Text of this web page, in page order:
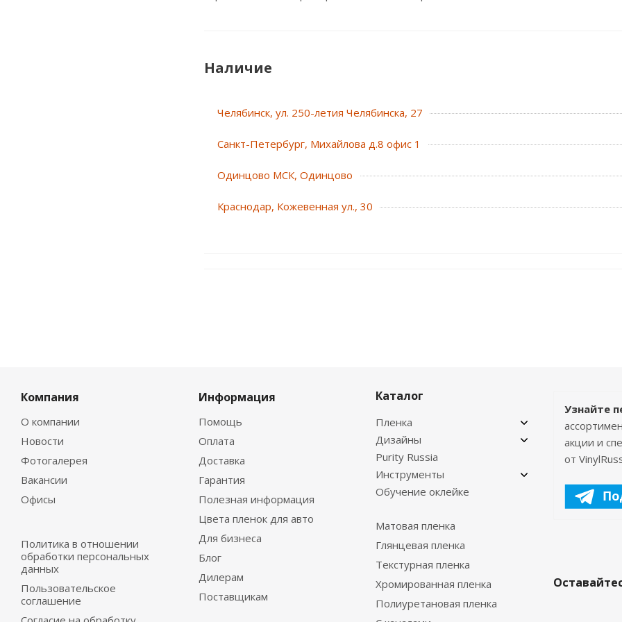
Наличие
Челябинск, ул. 250-летия Челябинска, 27
Санкт-Петербург, Михайлова д.8 офис 1
Одинцово МСК, Одинцово
Краснодар, Кожевенная ул., 30
Компания
О компании
Новости
Фотогалерея
Вакансии
Офисы
Политика в отношении
обработки персональных
данных
Пользовательское
соглашение
Информация
Помощь
Оплата
Доставка
Гарантия
Полезная информация
Цвета пленок для авто
Для бизнеса
Блог
Дилерам
Поставщикам
Каталог
Пленка
Дизайны
Purity Russia
Инструменты
Обучение оклейке
Матовая пленка
Глянцевая пленка
Текстурная пленка
Хромированная пленка
Полиуретановая пленка
Узнайте
акции и
от